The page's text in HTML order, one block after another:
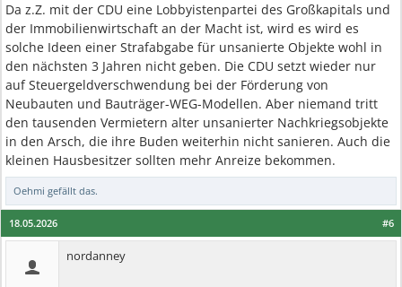
Da z.Z. mit der CDU eine Lobbyistenpartei des Großkapitals und
der Immobilienwirtschaft an der Macht ist, wird es wird es
solche Ideen einer Strafabgabe für unsanierte Objekte wohl in
den nächsten 3 Jahren nicht geben. Die CDU setzt wieder nur
auf Steuergeldverschwendung bei der Förderung von
Neubauten und Bauträger-WEG-Modellen. Aber niemand tritt
den tausenden Vermietern alter unsanierter Nachkriegsobjekte
in den Arsch, die ihre Buden weiterhin nicht sanieren. Auch die
kleinen Hausbesitzer sollten mehr Anreize bekommen.
Oehmi gefällt das.
#6
18.05.2026
nordanney